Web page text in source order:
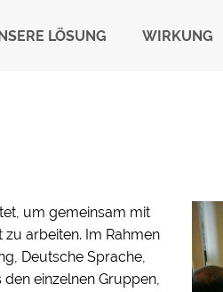
LÖSUNG WIRKUNG
um gemeinsam mit
arbeiten. Im Rahmen
Deutsche Sprache,
einzelnen Gruppen,